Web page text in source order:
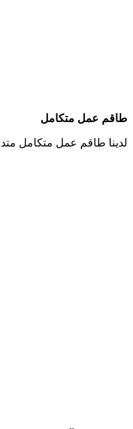
طاقم عمل متكامل
لدينا طاقم عمل متكامل